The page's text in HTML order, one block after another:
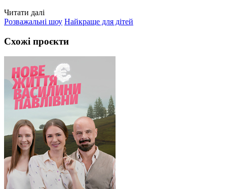
Читати далі
Розважальні шоу Найкраще для дітей
Схожі проєкти